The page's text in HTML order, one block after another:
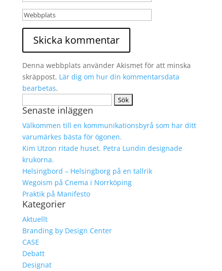
Denna webbplats använder Akismet för att minska
skräppost. Lär dig om hur din kommentarsdata
bearbetas.
efter:
Senaste inläggen
Välkommen till en kommunikationsbyrå som har ditt
varumärkes bästa för ögonen.
Kim Utzon ritade huset. Petra Lundin designade
krukorna.
Helsingbord – Helsingborg på en tallrik
Wegoism på Cnema i Norrköping
Praktik på Manifesto
Kategorier
Aktuellt
Branding by Design Center
CASE
Debatt
Designat